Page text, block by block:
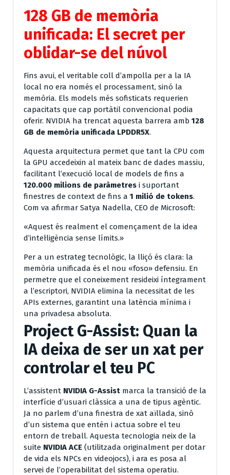
128 GB de memòria
unificada: El secret per
oblidar-se del núvol
Fins avui, el veritable coll d’ampolla per a la IA
local no era només el processament, sinó la
memòria. Els models més sofisticats requerien
capacitats que cap portàtil convencional podia
oferir. NVIDIA ha trencat aquesta barrera amb 128
GB de memòria unificada LPDDR5X.
Aquesta arquitectura permet que tant la CPU com
la GPU accedeixin al mateix banc de dades massiu,
facilitant l’execució local de models de fins a
120.000 milions de paràmetres i suportant
finestres de context de fins a 1 milió de tokens.
Com va afirmar Satya Nadella, CEO de Microsoft:
«Aquest és realment el començament de la idea
d’intel·ligència sense límits.»
Per a un estrateg tecnològic, la lliçó és clara: la
memòria unificada és el nou «foso» defensiu. En
permetre que el coneixement resideixi íntegrament
a l’escriptori, NVIDIA elimina la necessitat de les
APIs externes, garantint una latència mínima i
una privadesa absoluta.
Project G-Assist: Quan la
IA deixa de ser un xat per
controlar el teu PC
L’assistent NVIDIA G-Assist marca la transició de la
interfície d’usuari clàssica a una de tipus agèntic.
Ja no parlem d’una finestra de xat aïllada, sinó
d’un sistema que entén i actua sobre el teu
entorn de treball. Aquesta tecnologia neix de la
suite NVIDIA ACE (utilitzada originalment per dotar
de vida els NPCs en videojocs), i ara es posa al
servei de l’operabilitat del sistema operatiu.